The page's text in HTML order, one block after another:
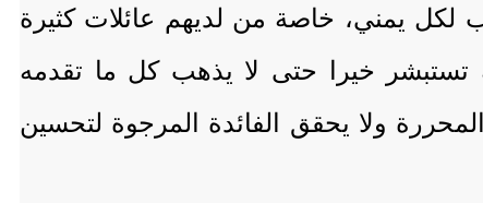
لكل يمني، خاصة من لديهم عائلات كثيرة
تستبشر خيرا حتى لا يذهب كل ما تقدمه
ولا يحقق الفائدة المرجوة لتحسين